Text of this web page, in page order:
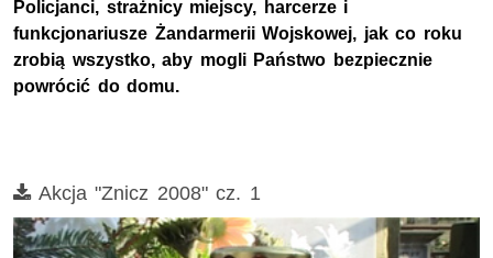
Policjanci, strażnicy miejscy, harcerze i
funkcjonariusze Żandarmerii Wojskowej, jak co roku
zrobią wszystko, aby mogli Państwo bezpiecznie
powrócić do domu.
Film
Akcja "Znicz 2008" cz. 1